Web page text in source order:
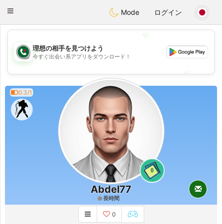
Weshrak
Toggle
Mode ログイン
💖
💕
理想の相手を見つけよう
今すぐ出会い系アプリをダウンロード！
0.3/1
0
Abdel77
長時間
0